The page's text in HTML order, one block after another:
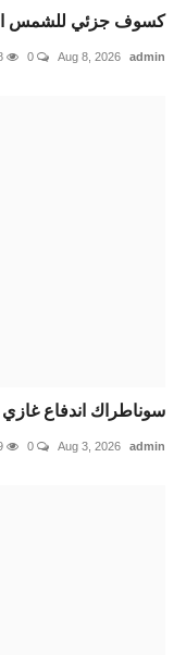
جزئي للشمس
Aug 8, 2026
0
18
اندفاع غازي متبوع
Aug 3, 2026
0
49